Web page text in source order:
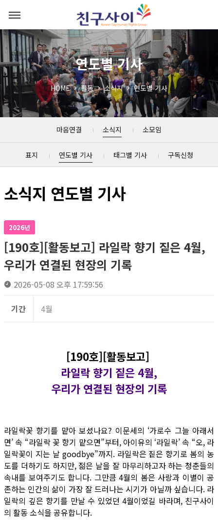
연도별 기사
HOME 활동 소식지 연도별 기사
마음연결 소식지 소모임
표지 연도별 기사 태그별 기사 구독신청
소식지 연도별 기사
2026년
[190호][활동보고] 라일락 향기 짙은 4월,
우리가 연결된 현장의 기록
2026-05-08 오후 17:59:56
기간 4월
[190호][활동보고]
라일락 향기 짙은 4월,
우리가 연결된 현장의 기록
라일락꽃 향기를 맡아 보셨나요? 이문세의 ‘가로수 그늘 아래서
면’ 속 “라일락 꽃 향기 맡으면”부터, 아이유의 ‘라일락’ 속 “오, 라
일락꽃이 지는 날 goodbye”까지. 라일락은 짙은 향기로 봄의 농
도를 더하기도 하지만, 젊은 날을 잘 마무리하고자 하는 청춘들의
속내를 보여주기도 합니다. 그만큼 4월의 봄은 사랑과 이별이 공
존하는 인간의 삶이 가장 잘 드러나는 시기가 아닐까 싶습니다. 라
일락의 깊은 향기를 만날 수 있었던 4월이었길 바라며, 친구사이
의 활동 소식을 공유합니다.